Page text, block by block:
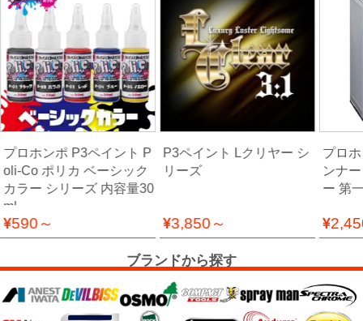
接
剤・
両
面
テ
ー
プ・
機
能
テ
プ
プロホンポ P3ペイント P
oli-Co ポリカ ベーシック
カラー シリーズ 内容量30
ml
590～
P3ペイント Lクリヤー シ
リーズ
3,850～
プロ
ンナ
ー 第
ブランドから探す